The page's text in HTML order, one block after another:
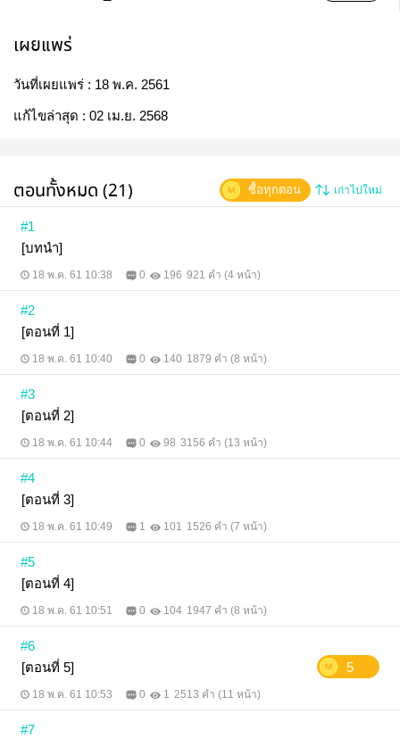
เผยแพร่
วันที่เผยแพร่ : 18 พ.ค. 2561
แก้ไขล่าสุด : 02 เม.ย. 2568
ตอนทั้งหมด (21) เก่าไปใหม่
ซื้อทุกตอน
#1
[บทนำ]
18 พ.ค. 61 10:38 0 196 921 คำ (4 หน้า)
#2
[ตอนที่ 1]
18 พ.ค. 61 10:40 0 140 1879 คำ (8 หน้า)
#3
[ตอนที่ 2]
18 พ.ค. 61 10:44 0 98 3156 คำ (13 หน้า)
#4
[ตอนที่ 3]
18 พ.ค. 61 10:49 1 101 1526 คำ (7 หน้า)
#5
[ตอนที่ 4]
18 พ.ค. 61 10:51 0 104 1947 คำ (8 หน้า)
#6
[ตอนที่ 5]
5
18 พ.ค. 61 10:53 0 1 2513 คำ (11 หน้า)
#7